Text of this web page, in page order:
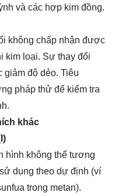
và các hợp kim đồng.
không chấp nhận được
kim loại. Sự thay đổi
giảm độ dẻo. Tiêu
pháp thử để kiểm tra
khác
hình không thể tương
dụng theo dự định (ví
trong metan).